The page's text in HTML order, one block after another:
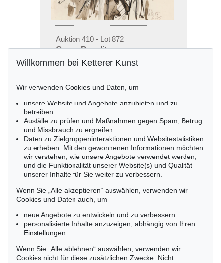
Auktion 410 - Lot 872
Georg Baselitz
Ohne Titel, 1975
Willkommen bei Ketterer Kunst
Wir verwenden Cookies und Daten, um
unsere Website und Angebote anzubieten und zu
betreiben
Ausfälle zu prüfen und Maßnahmen gegen Spam, Betrug
und Missbrauch zu ergreifen
Daten zu Zielgruppeninteraktionen und Websitestatistiken
zu erheben. Mit den gewonnenen Informationen möchten
wir verstehen, wie unsere Angebote verwendet werden,
und die Funktionalität unserer Website(s) und Qualität
unserer Inhalte für Sie weiter zu verbessern.
Wenn Sie „Alle akzeptieren“ auswählen, verwenden wir
Cookies und Daten auch, um
neue Angebote zu entwickeln und zu verbessern
personalisierte Inhalte anzuzeigen, abhängig von Ihren
Einstellungen
Wenn Sie „Alle ablehnen“ auswählen, verwenden wir
Cookies nicht für diese zusätzlichen Zwecke. Nicht